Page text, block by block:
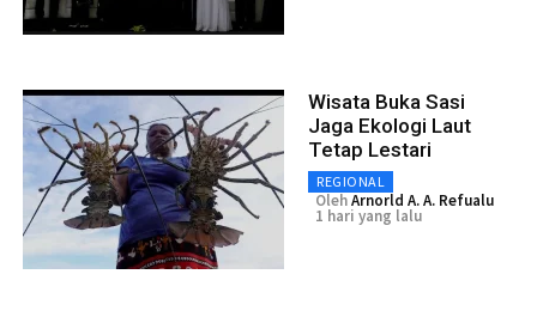
Wisata Buka Sasi
Jaga Ekologi Laut
Tetap Lestari
REGIONAL
OlehArnorld A. A. Refualu
1 hari yang lalu